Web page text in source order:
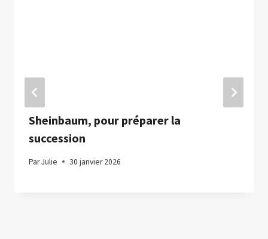
Sheinbaum, pour préparer la
succession
ParJulie 30 janvier 2026